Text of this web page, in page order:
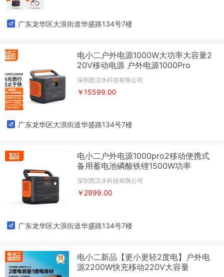
广东龙华区大浪街道华盛路134号7楼
电小二户外电源1000W大功率大容量2
20V移动电源 户外电源1000Pro
深圳西汉水科技有限公司
￥15599.00
广东龙华区大浪街道华盛路134号7楼
电小二户外电源1000pro2移动便携式
备用蓄电池磷酸铁锂1500W功率
深圳西汉水科技有限公司
￥2999.00
广东龙华区大浪街道华盛路134号7楼
电小二新品【更小更轻2度电】户外电
源2200W快充移动220V大容量